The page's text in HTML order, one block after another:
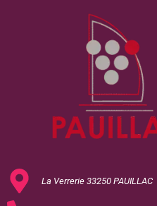
La Verrerie 33250 PAUILLAC